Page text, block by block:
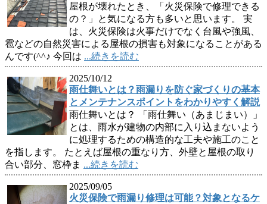
屋根が壊れたとき、「火災保険で修理できる
の？」と気になる方も多いと思います。 実
は、火災保険は火事だけでなく台風や強風、
雹などの自然災害による屋根の損害も対象になることがある
んです(^^♪ 今回は ...続きを読む
2025/10/12
雨仕舞いとは？雨漏りを防ぐ家づくりの基本
とメンテナンスポイントをわかりやすく解説
雨仕舞いとは？ 「雨仕舞い（あまじまい）」
とは、雨水が建物の内部に入り込まないよう
に処理するための構造的な工夫や施工のこと
を指します。 たとえば屋根の重なり方、外壁と屋根の取り
合い部分、窓枠ま ...続きを読む
2025/09/05
火災保険で雨漏り修理は可能？対象となるケ